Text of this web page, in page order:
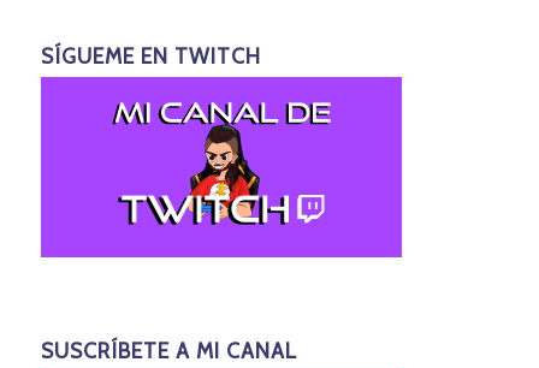
SÍGUEME EN TWITCH
SUSCRÍBETE A MI CANAL